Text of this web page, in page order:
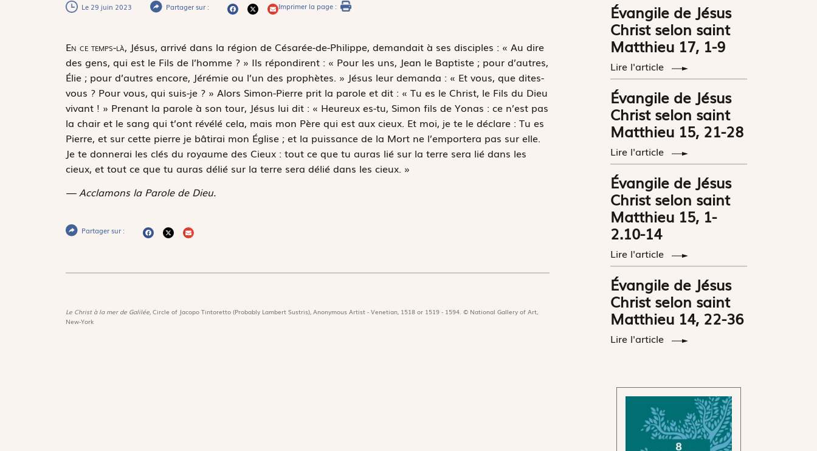
Le 29 juin 2023 Partager sur : Imprimer la page :
En ce temps-là, Jésus, arrivé dans la région de Césarée-de-Philippe, demandait à ses disciples : « Au dire
des gens, qui est le Fils de l’homme ? » Ils répondirent : « Pour les uns, Jean le Baptiste ; pour d’autres,
Élie ; pour d’autres encore, Jérémie ou l’un des prophètes. » Jésus leur demanda : « Et vous, que dites-
vous ? Pour vous, qui suis-je ? » Alors Simon-Pierre prit la parole et dit : « Tu es le Christ, le Fils du Dieu
vivant ! » Prenant la parole à son tour, Jésus lui dit : « Heureux es-tu, Simon fils de Yonas : ce n’est pas
la chair et le sang qui t’ont révélé cela, mais mon Père qui est aux cieux. Et moi, je te le déclare : Tu es
Pierre, et sur cette pierre je bâtirai mon Église ; et la puissance de la Mort ne l’emportera pas sur elle.
Je te donnerai les clés du royaume des Cieux : tout ce que tu auras lié sur la terre sera lié dans les
cieux, et tout ce que tu auras délié sur la terre sera délié dans les cieux. »
— Acclamons la Parole de Dieu.
Partager sur :
Le Christ à la mer de Galilée, Circle of Jacopo Tintoretto (Probably Lambert Sustris), Anonymous Artist - Venetian, 1518 or 1519 - 1594. © National Gallery of Art,
New-York
Évangile de Jésus
Christ selon saint
Matthieu 17, 1-9
Lire l'article
Évangile de Jésus
Christ selon saint
Matthieu 15, 21-28
Lire l'article
Évangile de Jésus
Christ selon saint
Matthieu 15, 1-
2.10-14
Lire l'article
Évangile de Jésus
Christ selon saint
Matthieu 14, 22-36
Lire l'article